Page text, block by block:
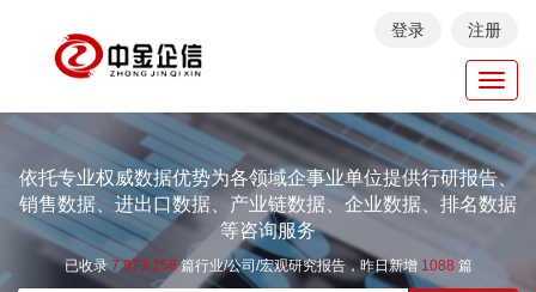
登录 注册
依托专业权威数据优势为各领域企事业单位提供行研报告、
销售数据、进出口数据、产业链数据、企业数据、排名数据
等咨询服务
已收录7.973.258篇行业/公司/宏观研究报告，昨日新增 1088 篇